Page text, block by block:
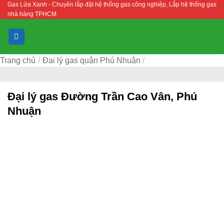
Bỏ
qua
nội
dung
Gas Lửa Xanh - Chuyên lắp đặt hệ thống gas công nghiệp, Lắp hệ thống gas
nhà hàng TPHCM
Trang chủ / Đại lý gas quận Phú Nhuận /
Đại lý gas Đường Trần Cao Vân, Phú
Nhuận